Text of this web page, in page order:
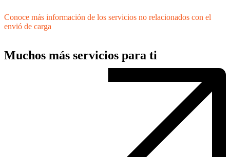
Conoce más información de los servicios no relacionados con el
envió de carga
Muchos más servicios para ti